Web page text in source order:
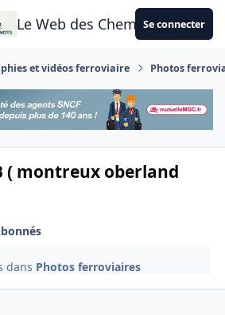
Le Web des CheminotsSe connecter
et vidéos ferroviaire Photos
( montreux oberland
dans Photos ferroviaires